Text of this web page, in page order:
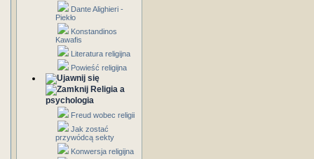
Dante Alighieri -
Piekło
Konstandinos
Kawafis
Literatura religijna
Powieść religijna
Religia a
psychologia
Freud wobec religii
Jak zostać
przywódcą sekty
Konwersja religijna